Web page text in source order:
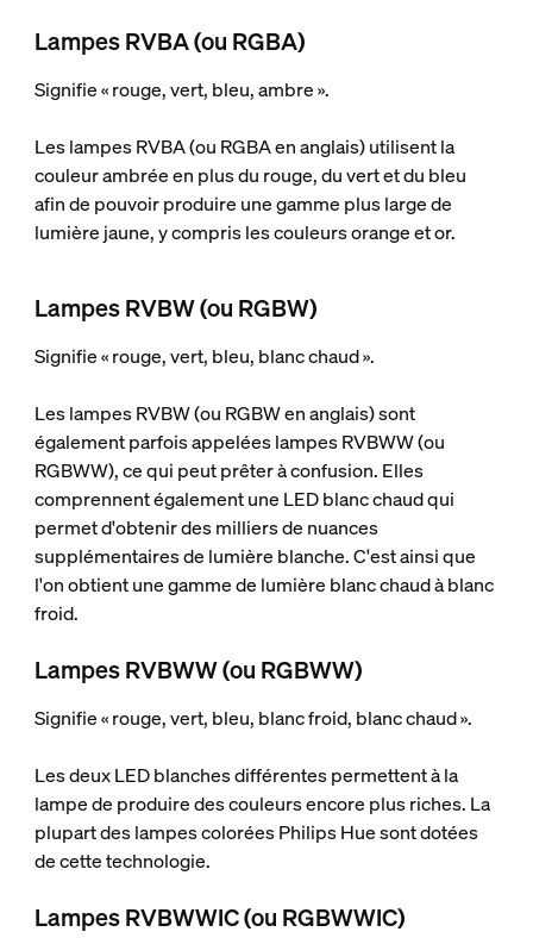
Lampes RVBA (ou RGBA)
Signifie « rouge, vert, bleu, ambre ».
Les lampes RVBA (ou RGBA en anglais) utilisent la
couleur ambrée en plus du rouge, du vert et du bleu
afin de pouvoir produire une gamme plus large de
lumière jaune, y compris les couleurs orange et or.
Lampes RVBW (ou RGBW)
Signifie « rouge, vert, bleu, blanc chaud ».
Les lampes RVBW (ou RGBW en anglais) sont
également parfois appelées lampes RVBWW (ou
RGBWW), ce qui peut prêter à confusion. Elles
comprennent également une LED blanc chaud qui
permet d'obtenir des milliers de nuances
supplémentaires de lumière blanche. C'est ainsi que
l'on obtient une gamme de lumière blanc chaud à blanc
froid.
Lampes RVBWW (ou RGBWW)
Signifie « rouge, vert, bleu, blanc froid, blanc chaud ».
Les deux LED blanches différentes permettent à la
lampe de produire des couleurs encore plus riches. La
plupart des lampes colorées Philips Hue sont dotées
de cette technologie.
Lampes RVBWWIC (ou RGBWWIC)